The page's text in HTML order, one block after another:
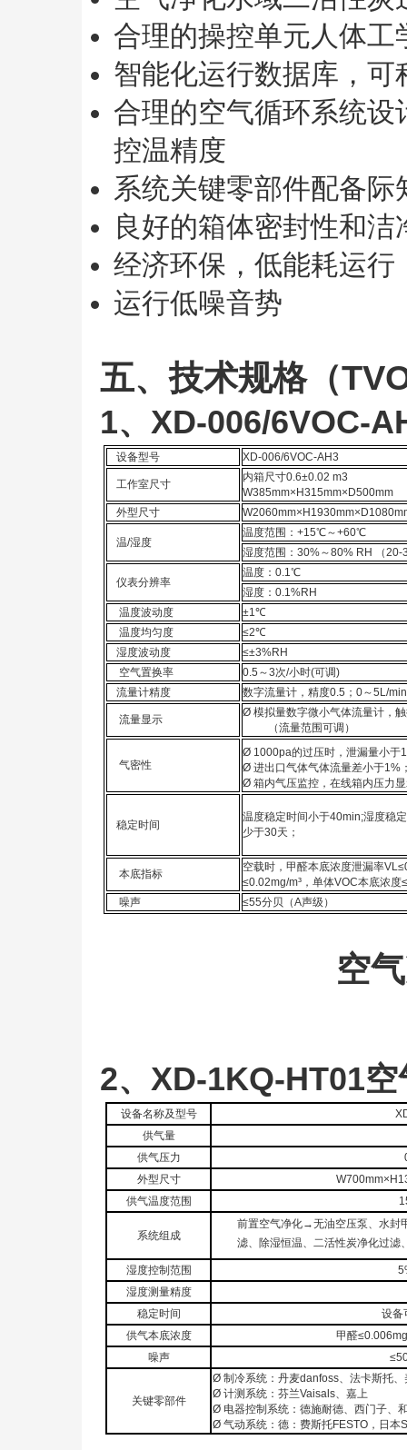
合理的操控单元人体
智能化运行数据库，
合理的空气循环系统
控温精度
系统关键零部件配备际
良好的箱体密封性和洁
经济环保，低能耗运行
运行低噪音势
五、技术规格（
1、XD-006/6VOC-
设备型号 XD-006/6VOC-AH3
工作室尺寸
内箱尺寸0.6±0.02 m3
W385mm×H315mm×D500mm
外型尺寸
温/湿度
温度范围：+15℃～+60℃
湿度范围：30%～80% RH （
仪表分辨率
温度：0.1℃
湿度：0.1%RH
温度波动度
±1℃
温度均匀度
≤2℃
湿度波动度
≤±3%RH
空气置换率
0.5 ～3次/小时(可调)
流量计精度
数字流量计，精度0.5 ；0～5L/min
流量显示
Ø模拟量数字微小气体流量计，
（流量范围可调）
气密性
Ø 1000pa的过压时，泄漏量小于
Ø进出口气体气体流量差小于1%
Ø箱内气压监控 ，在线箱内压力
稳定时间
温度稳定时间小于40min;湿度稳
少于30天；
本底指标
空载时，甲醛本底浓度泄漏率
≤0.02mg/m³，单体VOC本底浓度
噪声
≤55分贝 （A声级）
空
2、XD-1KQ-HT01
设备名称及型号
供气量
供气压力
外型尺寸
W700m
供气温度范围
系统组成
前置空气净化→无油空压泵、水封
滤、除湿恒温、二活性炭净化过滤
湿度控制范围
湿度测量精度
稳定时间
设备
供气本底浓度
甲醛
噪声
关键零部件
Ø制冷系统：丹麦danfoss、法卡斯托、
Ø计测系统：芬兰Vaisals、嘉上
Ø 电器控制系统：德施耐德、西门子、
Ø气动系统：德：费斯托FESTO，日本